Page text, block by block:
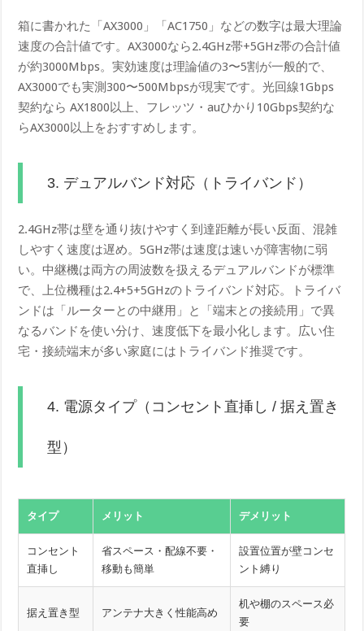
箱に書かれた「AX3000」「AC1750」などの数字は最大理論
速度の合計値です。AX3000なら2.4GHz帯+5GHz帯の合計値
が約3000Mbps。実効速度は理論値の3〜5割が一般的で、
AX3000でも実測300〜500Mbpsが現実です。光回線1Gbps
契約なら AX1800以上、フレッツ・auひかり10Gbps契約な
らAX3000以上をおすすめします。
3. デュアルバンド対応（トライバンド）
2.4GHz帯は壁を通り抜けやすく到達距離が長い反面、混雑
しやすく速度は遅め。5GHz帯は速度は速いが障害物に弱
い。中継機は両方の周波数を扱えるデュアルバンドが標準
で、上位機種は2.4+5+5GHzのトライバンド対応。トライバ
ンドは「ルーターとの中継用」と「端末との接続用」で異
なるバンドを使い分け、速度低下を最小化します。広い住
宅・接続端末が多い家庭にはトライバンド推奨です。
4. 電源タイプ（コンセント直挿し / 据え置き
型）
タイプ メリット デメリット
コンセント
直挿し
省スペース・配線不要・
移動も簡単
設置位置が壁コンセ
ント縛り
据え置き型 アンテナ大きく性能高め
机や棚のスペース必
要